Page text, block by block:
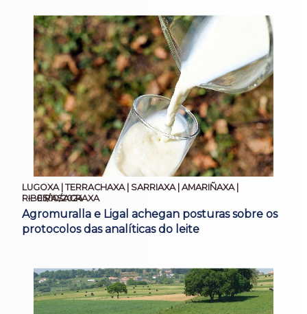
LUGOXA | TERRACHAXA | SARRIAXA | AMARIÑAXA |
RIBEIRASACRAXA
05/10/2024
Agromuralla e Ligal achegan posturas sobre os
protocolos das analíticas do leite